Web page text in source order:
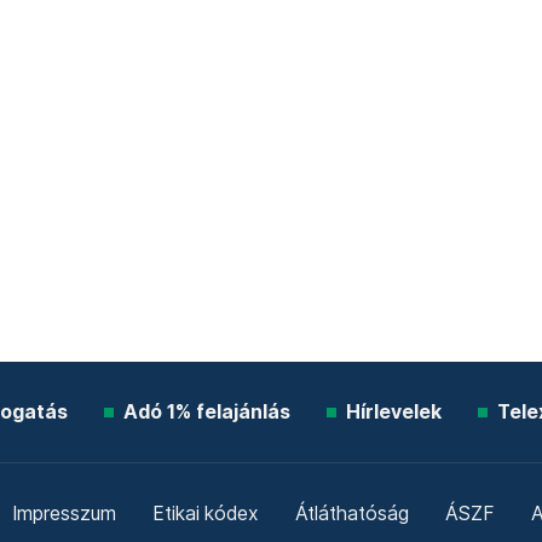
Adó 1% felajánlás Hírlevelek
Impresszum Etikai kódex Átláthatóság ÁSZF